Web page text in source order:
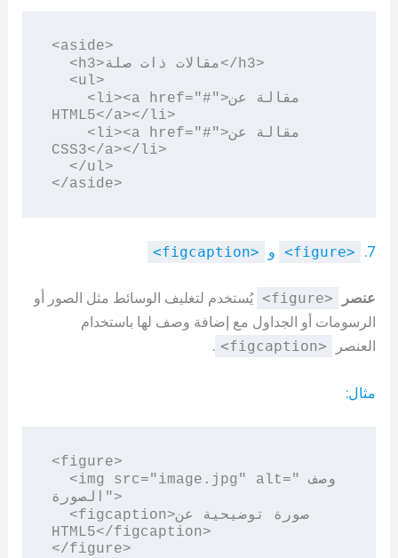
<aside>
HTML5</a></li>
CSS3</a></li>
</aside>
7.
<figure> و <figcaption>
عنصر <figure>
يُستخدم لتغليف الوسائط مثل الصور أو
الرسومات أو الجداول مع إضافة وصف لها باستخدام
العنصر
<figcaption>
.
مثال:
<figure>
الصورة">
HTML5</figcaption>
</figure>